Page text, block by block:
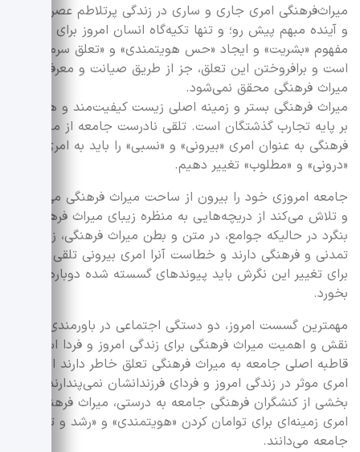
میراث‌فرهنگی امری جاری و ساری در زندگی پرتلاطم عصرکنونی
و آینده مبهم پیش رو؛ و تنها تکیه‌گاه انسان امروز برای تحقق
مفهوم «بشریت» و ایجاد «حس هویتمندی» و «تعلق سرمینی»
است و برافروختن این تعلق، جز از طریق صیانت و معرفی
میراث فرهنگی محقق نمی‌شود.
میراث فرهنگی بستر و زمینه اصلی زیست کیفیت‌مند و هویتمند
بر پایه تجارب گذشتگان است. تلقی نادرست جامعه از میراث
فرهنگی به عنوان امری «بیرونی» و «نسبی» را باید به امری
«درونی» و «مطلوب» تغییر دهیم.
جامعه امروزی خود را بیرون از ساحت میراث فرهنگی می‌پندارد
و تلاش می‌کند از دریچه‌هایی به منظره زیبای میراث فرهنگی
بنگرد در حالیکه جوامع، در متن و بطن میراث فرهنگی، زیست
تمدنی و فرهنگی دارند و خطاست آنرا امری بیرونی تلقی کنند.
برای تغییر این نگرش باید پیوندهای گسسته شده دوباره گره
بخورد.
مهمترین گسست امروز، دو دستگی اجتماعی در باورمندی به
نقش و اهمیت میراث فرهنگی برای زندگی امروز و فردا است؛
قاطبه اصلی جامعه به میراث فرهنگی تعلق خاطر دارند اما آنرا
امری موثر در زندگی امروز و فردای فرزندانشان نمی‌پندارند و
بخشی از کنشگران فرهنگی جامعه به درستی، میراث فرهنگی را
امری زمینه‌ای برای توامان کردن «هویتمندی» و «رشد و توسعه»
جامعه می‌دانند.